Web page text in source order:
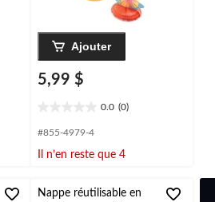
Ajouter
5,99 $
0.0 (0)
étoile(s)
5.
#855-4979-4
Il n’en reste que 4
Nappe réutilisable en